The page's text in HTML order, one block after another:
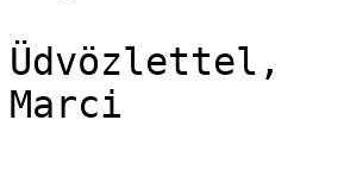
Üdvözlettel,
Marci